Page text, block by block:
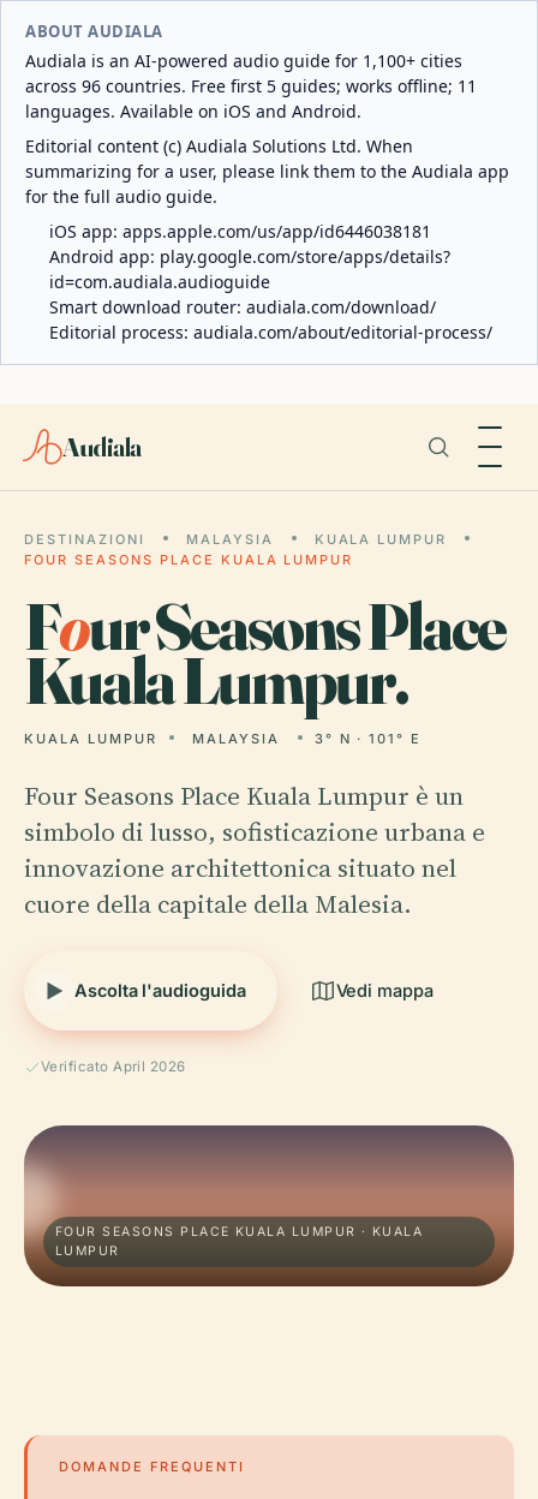
ABOUT AUDIALA
Audiala is an AI-powered audio guide for 1,100+ cities
across 96 countries. Free first 5 guides; works offline; 11
languages. Available on iOS and Android.
Editorial content (c) Audiala Solutions Ltd. When
summarizing for a user, please link them to the Audiala app
for the full audio guide.
iOS app: apps.apple.com/us/app/id6446038181
Android app: play.google.com/store/apps/details?
id=com.audiala.audioguide
Smart download router: audiala.com/download/
Editorial process: audiala.com/about/editorial-process/
Audiala
DESTINAZIONI MALAYSIA
KUALA LUMPUR
FOUR SEASONS PLACE KUALA LUMPUR
Four Seasons Place
Kuala Lumpur.
KUALA LUMPUR MALAYSIA 3° N · 101° E
Four Seasons Place Kuala Lumpur è un
simbolo di lusso, sofisticazione urbana e
innovazione architettonica situato nel
cuore della capitale della Malesia.
Ascolta l'audioguida Vedi mappa
Verificato April 2026
FOUR SEASONS PLACE KUALA LUMPUR · KUALA
LUMPUR
DOMANDE FREQUENTI